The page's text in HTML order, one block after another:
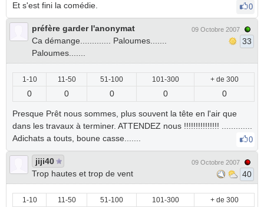
Et s'est fini la comédie.
0
préfère garder l'anonymat
Ca démange............. Paloumes.......
Paloumes.......
09 Octobre 2007
33
1-10 11-50 51-100 101-300 + de 300
0 0 0 0 0
Presque Prêt nous sommes, plus souvent la tête en l'air que
dans les travaux à terminer. ATTENDEZ nous !!!!!!!!!!!!!!! .............
Adichats a touts, boune casse.......
0
jiji40
Trop hautes et trop de vent
09 Octobre 2007
40
1-10 11-50 51-100 101-300 + de 300